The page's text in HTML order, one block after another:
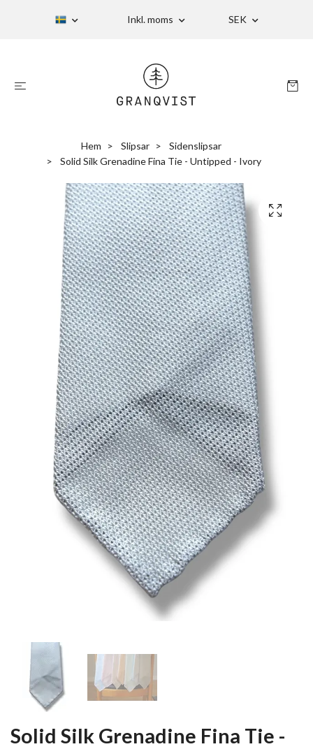
Inkl. moms SEK
Hem Slipsar
Sidenslipsar
Solid Silk Grenadine Fina Tie - Untipped - Ivory
Solid Silk Grenadine Fina Tie -